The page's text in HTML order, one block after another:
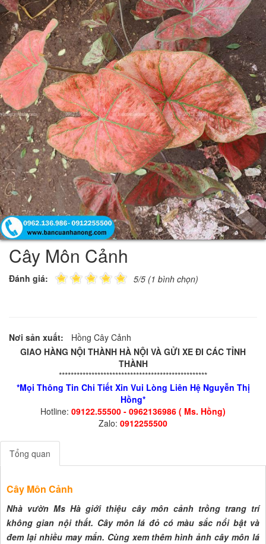
Cây Môn Cảnh
Đánh giá: 5/5 (1 bình chọn)
Nơi sản xuất:
Hồng Cây Cảnh
GIAO HÀNG NỘI THÀNH HÀ NỘI VÀ GỬI XE ĐI CÁC TỈNH
THÀNH
**************************************************
*Mọi Thông Tin Chi Tiết Xin Vui Lòng Liên Hệ Nguyễn Thị
Hồng*
Hotline: 09122.55500 - 0962136986 ( Ms. Hồng)
Zalo: 0912255500
Tổng quan
Cây Môn Cảnh
Nhà vườn Ms Hà giới thiệu cây môn cảnh trồng trang trí
không gian nội thất. Cây môn lá đỏ có màu sắc nổi bật và
đem lại nhiều may mắn. Cùng xem thêm hình ảnh cây môn lá